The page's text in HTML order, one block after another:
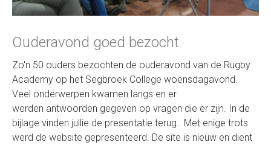
Ouderavond goed bezocht
Zo'n 50 ouders bezochten de ouderavond van de Rugby
Academy op het Segbroek College woensdagavond.
Veel onderwerpen kwamen langs en er
werden antwoorden gegeven op vragen die er zijn. In de
bijlage vinden jullie de presentatie terug. Met enige trots
werd de website gepresenteerd. De site is nieuw en dient